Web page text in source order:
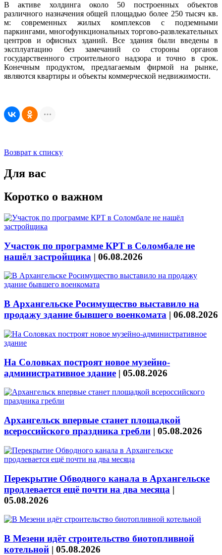
В активе холдинга около 50 построенных объектов
различного назначения общей площадью более 250 тысяч кв.
м: современных жилых комплексов с подземными
паркингами, многофункциональных торгово-развлекательных
центров и офисных зданий. Все здания были введены в
эксплуатацию без замечаний со стороны органов
государственного строительного надзора и точно в срок.
Конечным продуктом, предлагаемым фирмой на рынке,
являются квартиры и объекты коммерческой недвижимости.
Возврат к списку
Для вас
Коротко о важном
Участок по программе КРТ в Соломбале не
нашёл застройщика | 06.08.2026
В Архангельске Росимущество выставило на
продажу здание бывшего военкомата | 06.08.2026
На Соловках построят новое музейно-
административное здание | 05.08.2026
Архангельск впервые станет площадкой
всероссийского праздника гребли | 05.08.2026
Перекрытие Обводного канала в Архангельске
продлевается ещё почти на два месяца |
05.08.2026
В Мезени идёт строительство биотопливной
котельной | 05.08.2026